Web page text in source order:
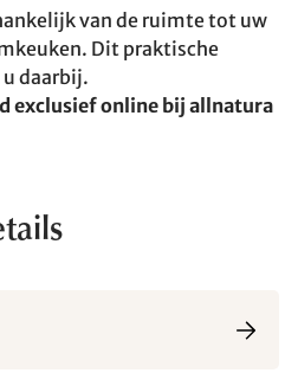
van de ruimte tot uw
Dit praktische
daarbij.
exclusief online bij allnatura